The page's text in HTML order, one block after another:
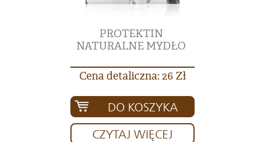
PROTEKTIN
NATURALNE MYDŁO
Cena detaliczna: 26 Zł
DO KOSZYKA
CZYTAJ WIĘCEJ